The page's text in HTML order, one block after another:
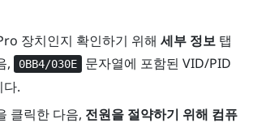
장치인지 확인하기 위해 세부 정보탭
,
0BB4/030E
문자열에 포함된 VID/PID
다.
클릭한 다음, 전원을 절약하기 위해 컴퓨